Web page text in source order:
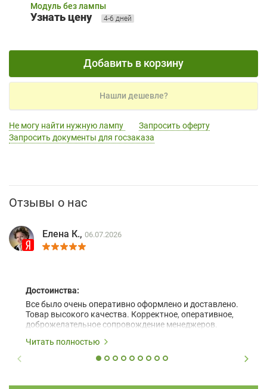
Модуль без лампы
Узнать цену 4-6 дней
Добавить в корзину
Нашли дешевле?
Не могу найти нужную лампу
Запросить оферту
Запросить документы для госзаказа
Отзывы о нас
Елена К., 06.07.2026
Достоинства:
Все было очень оперативно оформлено и доставлено.
Товар высокого качества. Корректное, оперативное,
доброжелательное сопровождение менеджеров.
Читать полностью